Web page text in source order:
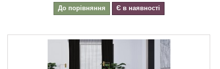
До порівняння Є в наявності